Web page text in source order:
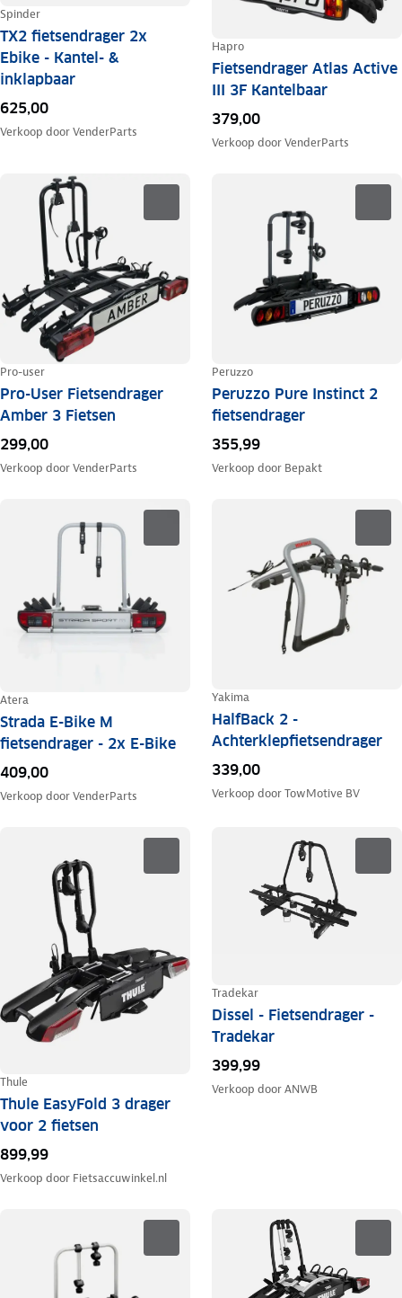
Spinder
TX2 fietsendrager 2x
Ebike - Kantel- &
inklapbaar
625,00
Verkoop doorVenderParts
Hapro
Fietsendrager Atlas Active
III 3F Kantelbaar
379,00
Verkoop doorVenderParts
Pro-user
Pro-User Fietsendrager
Amber 3 Fietsen
299,00
Verkoop doorVenderParts
Peruzzo
Peruzzo Pure Instinct 2
fietsendrager
355,99
Verkoop door Bepakt
Atera
Strada E-Bike M
fietsendrager - 2x E-Bike
409,00
Verkoop doorVenderParts
Yakima
HalfBack 2 -
Achterklepfietsendrager
339,00
Verkoop doorTowMotive BV
Thule
Thule EasyFold 3 drager
voor 2 fietsen
899,99
Verkoop door Fietsaccuwinkel.nl
Tradekar
Dissel - Fietsendrager -
Tradekar
399,99
Verkoop doorANWB